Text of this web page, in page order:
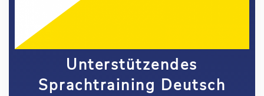
Unterstützendes
Sprachtraining Deutsch